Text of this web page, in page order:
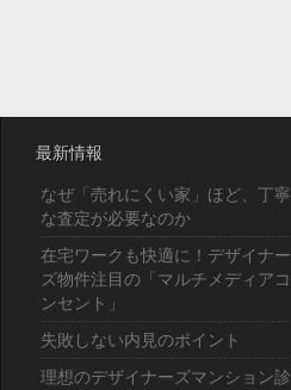
最新情報
なぜ「売れにくい家」ほど、丁寧
な査定が必要なのか
在宅ワークも快適に！デザイナー
ズ物件注目の「マルチメディアコ
ンセント」
失敗しない内見のポイント
理想のデザイナーズマンション診